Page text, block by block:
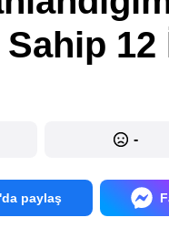
12
-
paylaş